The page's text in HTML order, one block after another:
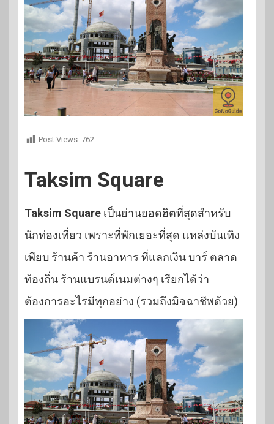
Post Views: 762
Taksim Square
Taksim Square เป็นย่านยอดฮิตที่สุดสำหรับ
นักท่องเที่ยว เพราะที่พักเยอะที่สุด แหล่งบันเทิง
เพียบ ร้านค้า ร้านอาหาร ที่แลกเงิน บาร์ ตลาด
ท้องถิ่น ร้านแบรนด์เนมต่างๆ เรียกได้ว่า
ต้องการอะไรมีทุกอย่าง (รวมถึงมิจฉาชีพด้วย)